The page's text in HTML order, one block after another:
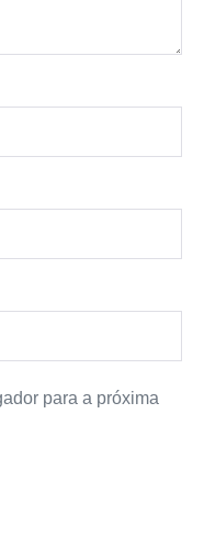
para a próxima